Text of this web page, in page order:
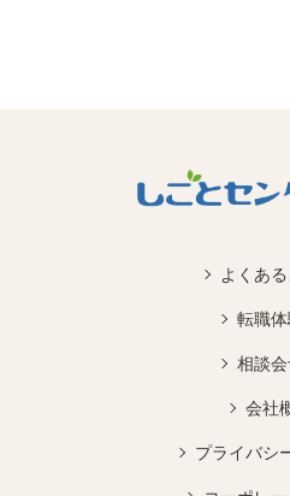
よくあ
転職
相談
会社
プライバシ